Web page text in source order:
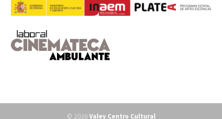
© 2026Valey Centro Cultural